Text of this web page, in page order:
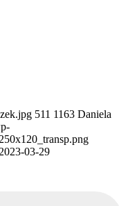
511 1163 Daniela
2023-03-29